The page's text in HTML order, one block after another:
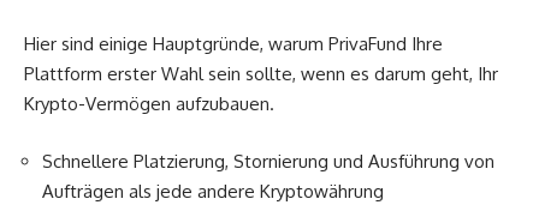
Hier sind einige Hauptgründe, warum PrivaFund Ihre
Plattform erster Wahl sein sollte, wenn es darum geht, Ihr
Krypto-Vermögen aufzubauen.
Schnellere Platzierung, Stornierung und Ausführung von
Aufträgen als jede andere Kryptowährung